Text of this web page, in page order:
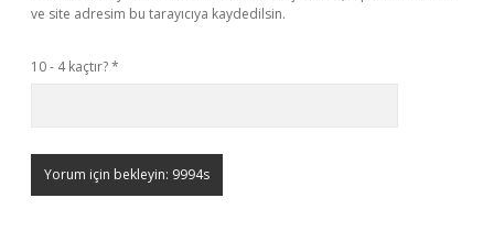
ve site adresim bu tarayıcıya kaydedilsin.
10 - 4 kaçtır?*